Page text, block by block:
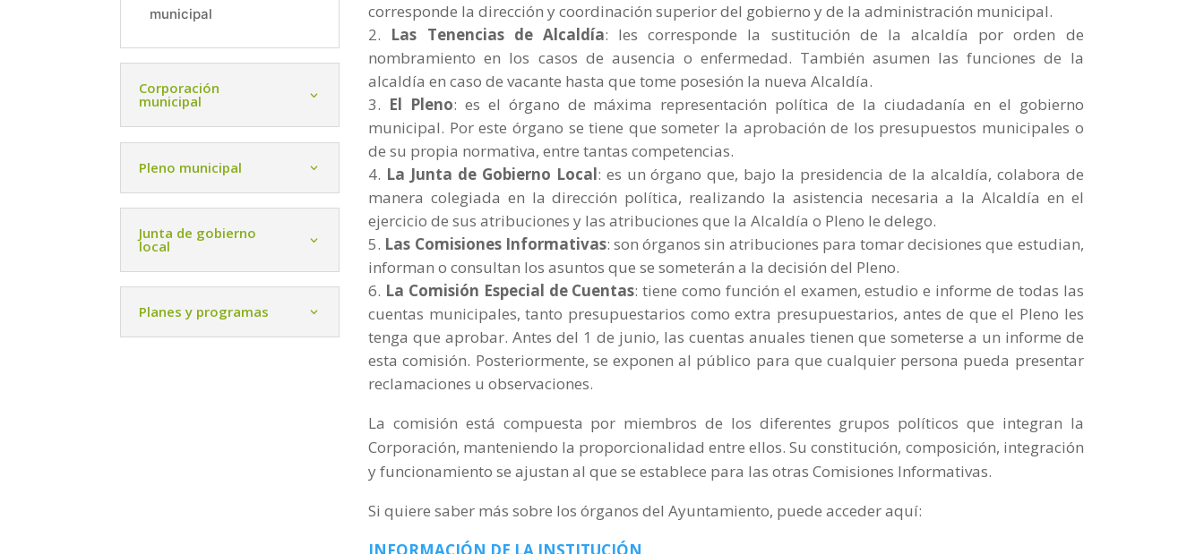
municipal
Corporación
municipal
Pleno municipal
Junta de gobierno
local
Planes y programas
corresponde la dirección y coordinación superior del gobierno y de la administración municipal.
Las Tenencias de Alcaldía: les corresponde la sustitución de la alcaldía por orden de
nombramiento en los casos de ausencia o enfermedad. También asumen las funciones de la
alcaldía en caso de vacante hasta que tome posesión la nueva Alcaldía.
El Pleno: es el órgano de máxima representación política de la ciudadanía en el gobierno
municipal. Por este órgano se tiene que someter la aprobación de los presupuestos municipales o
de su propia normativa, entre tantas competencias.
La Junta de Gobierno Local: es un órgano que, bajo la presidencia de la alcaldía, colabora de
manera colegiada en la dirección política, realizando la asistencia necesaria a la Alcaldía en el
ejercicio de sus atribuciones y las atribuciones que la Alcaldía o Pleno le delego.
Las Comisiones Informativas: son órganos sin atribuciones para tomar decisiones que estudian,
informan o consultan los asuntos que se someterán a la decisión del Pleno.
La Comisión Especial de Cuentas: tiene como función el examen, estudio e informe de todas las
cuentas municipales, tanto presupuestarios como extra presupuestarios, antes de que el Pleno les
tenga que aprobar. Antes del 1 de junio, las cuentas anuales tienen que someterse a un informe de
esta comisión. Posteriormente, se exponen al público para que cualquier persona pueda presentar
reclamaciones u observaciones.
La comisión está compuesta por miembros de los diferentes grupos políticos que integran la
Corporación, manteniendo la proporcionalidad entre ellos. Su constitución, composición, integración
y funcionamiento se ajustan al que se establece para las otras Comisiones Informativas.
Si quiere saber más sobre los órganos del Ayuntamiento, puede acceder aquí: